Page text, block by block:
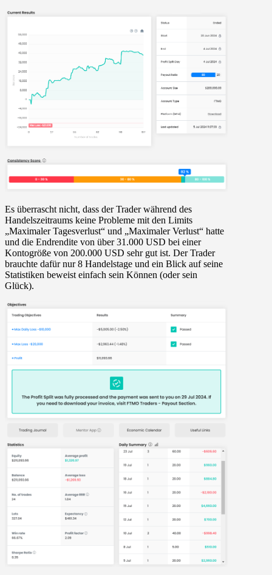
Es überrascht nicht, dass der Trader während des
Handelszeitraums keine Probleme mit den Limits
„Maximaler Tagesverlust“ und „Maximaler Verlust“ hatte
und die Endrendite von über 31.000 USD bei einer
Kontogröße von 200.000 USD sehr gut ist. Der Trader
brauchte dafür nur 8 Handelstage und ein Blick auf seine
Statistiken beweist einfach sein Können (oder sein
Glück).